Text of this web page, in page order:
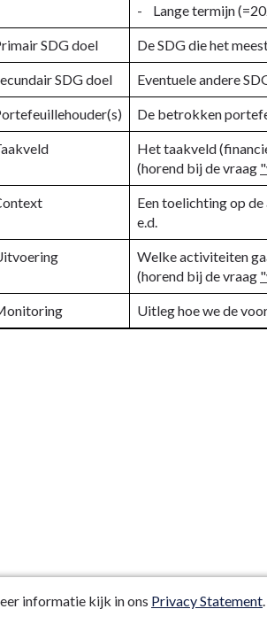
- Lange termijn
SDG doel De SDG die het
SDG doel Eventuele andere
De betrokken
Het taakveld
(horend bij de vraag
Een toelichting op
e.d.
Welke activiteiten
(horend bij de vraag
Uitleg hoe we de
informatie kijk in ons Privacy Statement.